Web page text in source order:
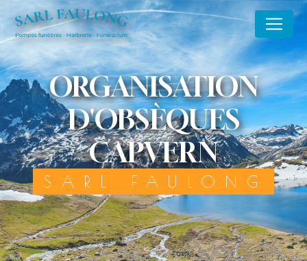
ORGANISATION
D'OBSÈQUES
CAPVERN
SARL FAULONG
Panneau de gestion des cookies